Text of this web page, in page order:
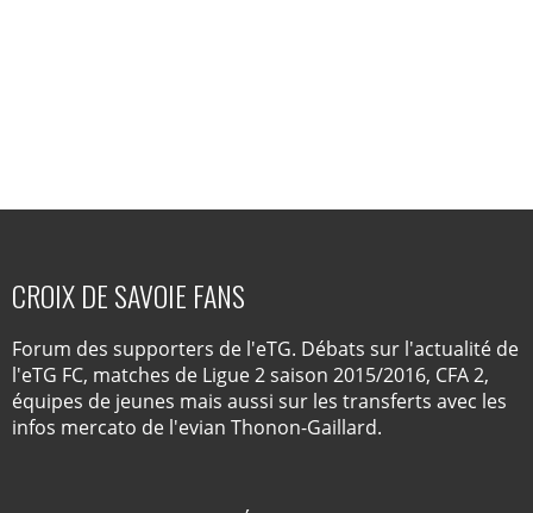
CROIX DE SAVOIE FANS
Forum des supporters de l'eTG. Débats sur l'actualité de
l'eTG FC, matches de Ligue 2 saison 2015/2016, CFA 2,
équipes de jeunes mais aussi sur les transferts avec les
infos mercato de l'evian Thonon-Gaillard.